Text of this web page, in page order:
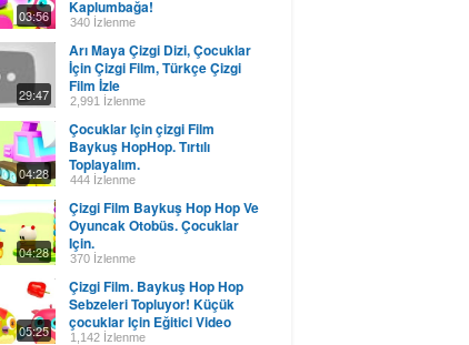
03:56
Kaplumbağa!
340 İzlenme
29:47
Arı Maya Çizgi Dizi, Çocuklar
İçin Çizgi Film, Türkçe Çizgi
Film İzle
2,991 İzlenme
04:28
Çocuklar Için çizgi Film
Baykuş HopHop. Tırtılı
Toplayalım.
444 İzlenme
04:28
Çizgi Film Baykuş Hop Hop Ve
Oyuncak Otobüs. Çocuklar
Için.
370 İzlenme
05:25
Çizgi Film. Baykuş Hop Hop
Sebzeleri Topluyor! Küçük
çocuklar Için Eğitici Video
1,142 İzlenme